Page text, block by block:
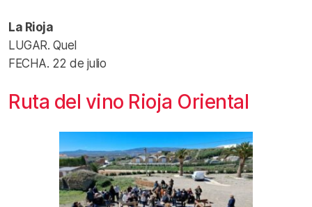
La Rioja
LUGAR. Quel
FECHA. 22 de julio
Ruta del vino Rioja Oriental